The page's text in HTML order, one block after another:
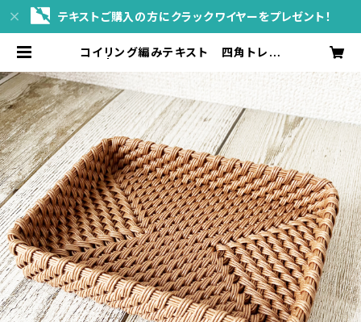
テキストご購入の方にクラックワイヤーをプレゼント！
コイリング編みテキスト 四角トレー